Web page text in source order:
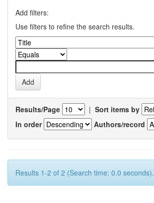
Add filters:
Use filters to refine the search results.
Results/Page | Sort items by
In order
Authors/record
Results 1-2 of 2 (Search time: 0.0 seconds).